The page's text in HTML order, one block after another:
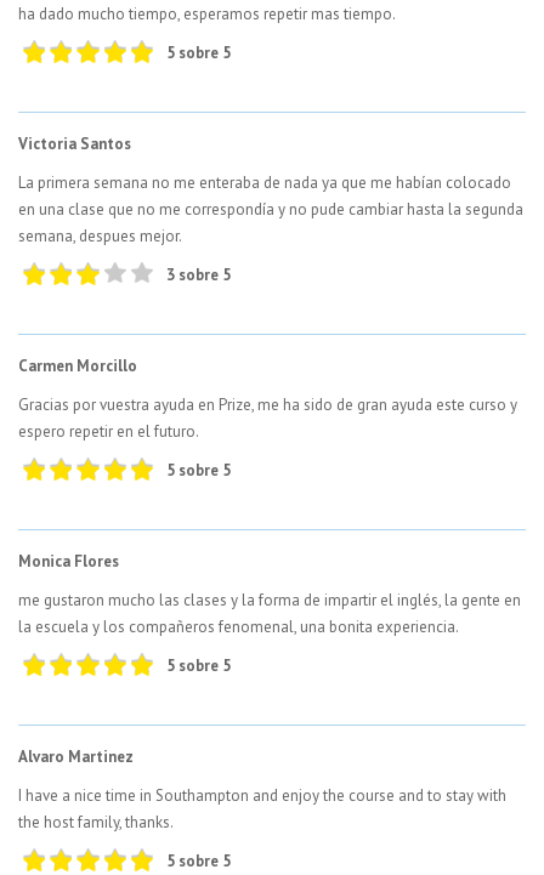
ha dado mucho tiempo, esperamos repetir mas tiempo.
5 sobre 5
Victoria Santos
La primera semana no me enteraba de nada ya que me habían colocado
en una clase que no me correspondía y no pude cambiar hasta la segunda
semana, despues mejor.
3 sobre 5
Carmen Morcillo
Gracias por vuestra ayuda en Prize, me ha sido de gran ayuda este curso y
espero repetir en el futuro.
5 sobre 5
Monica Flores
me gustaron mucho las clases y la forma de impartir el inglés, la gente en
la escuela y los compañeros fenomenal, una bonita experiencia.
5 sobre 5
Alvaro Martinez
I have a nice time in Southampton and enjoy the course and to stay with
the host family, thanks.
5 sobre 5